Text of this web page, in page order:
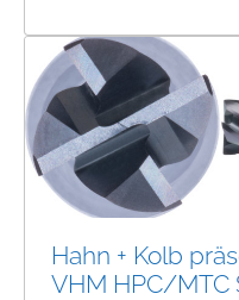
Hahn + Kolb
VHM HPC/MTC